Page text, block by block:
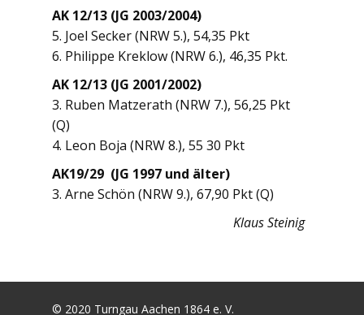
AK 12/13 (JG 2003/2004)
5. Joel Secker (NRW 5.), 54,35 Pkt
6. Philippe Kreklow (NRW 6.), 46,35 Pkt.
AK 12/13 (JG 2001/2002)
3. Ruben Matzerath (NRW 7.), 56,25 Pkt
(Q)
4. Leon Boja (NRW 8.), 55 30 Pkt
AK19/29 (JG 1997 und älter)
3. Arne Schön (NRW 9.), 67,90 Pkt (Q)
Klaus Steinig
© 2020 Turngau Aachen 1864 e. V.